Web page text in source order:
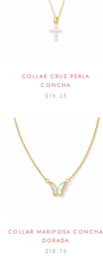
COLLAR CRUZ PERLA
CONCHA
$16.25
COLLAR MARIPOSA CONCHA
DORADA
$18.75